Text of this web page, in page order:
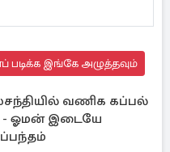
படிக்க இங்கே அழுத்தவும்
வணிக கப்பல்
- ஓமன் இடையே